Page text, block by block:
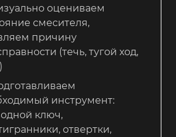
оцениваем
смесителя,
причину
(течь, тугой ход,
инструмент:
ключ,
отвертки,